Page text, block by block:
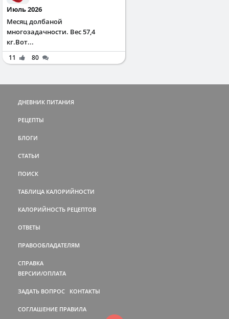
Июль 2026
Месяц долбаной
многозадачности. Вес 57,4
кг.Вот...
11 80
ДНЕВНИК ПИТАНИЯ
РЕЦЕПТЫ
БЛОГИ
СТАТЬИ
ПОИСК
ТАБЛИЦА КАЛОРИЙНОСТИ
КАЛОРИЙНОСТЬ РЕЦЕПТОВ
ОТВЕТЫ
ПРАВООБЛАДАТЕЛЯМ
СПРАВКА
ВЕРСИИ/ОПЛАТА
ЗАДАТЬ ВОПРОС КОНТАКТЫ
СОГЛАШЕНИЕ ПРАВИЛА